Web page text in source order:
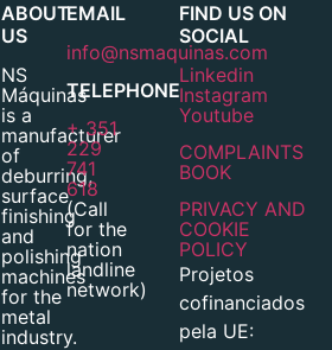
ABOUT
US
NS
Máquinas
is a
manufacturer
of
deburring,
surface
finishing
and
polishing
machines
for the
metal
industry.
EMAIL
info@nsmaquinas.com
TELEPHONE
+ 351
229
741
618
(Call
for the
nation
landline
network)
FIND US ON
SOCIAL
Linkedin
Instagram
Youtube
COMPLAINTS
BOOK
PRIVACY AND
COOKIE
POLICY
Projetos
cofinanciados
pela UE: